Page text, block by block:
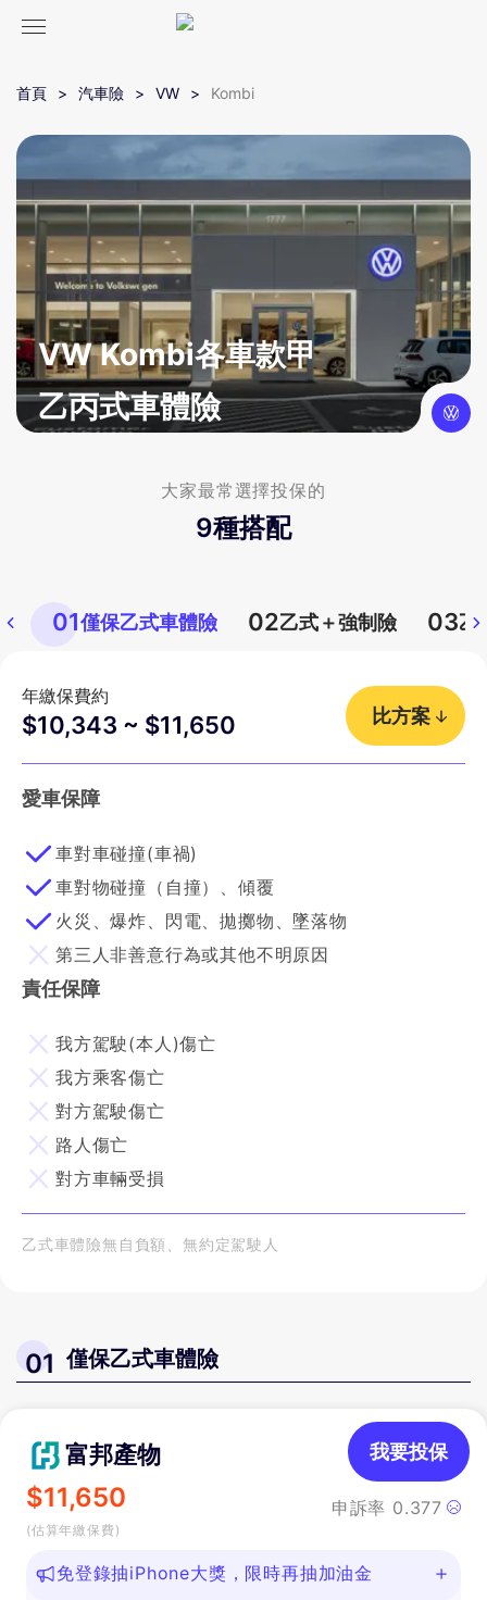
首頁 汽車險 VW Kombi
VW Kombi各車款甲
乙丙式車體險
大家最常選擇投保的
9種搭配
01僅保乙式車體險 02乙式＋強制險 03乙
年繳保費約
$10,343 ~ $11,650 比方案
愛車保障
車對車碰撞(車禍)
車對物碰撞（自撞）、傾覆
火災、爆炸、閃電、拋擲物、墜落物
第三人非善意行為或其他不明原因
責任保障
我方駕駛(本人)傷亡
我方乘客傷亡
對方駕駛傷亡
路人傷亡
對方車輛受損
乙式車體險無自負額、無約定駕駛人
01 僅保乙式車體險
富邦產物
$11,650
(估算年繳保費)
申訴率 0.377
我要投保
免登錄抽iPhone大獎，限時再抽加油金